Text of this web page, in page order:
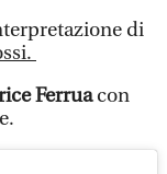
di
Ferruacon